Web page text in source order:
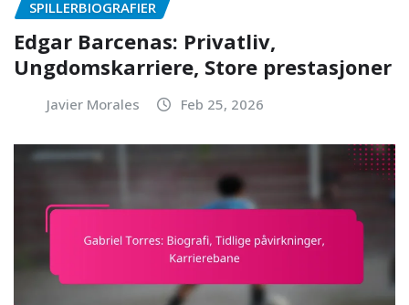
SPILLERBIOGRAFIER
Edgar Barcenas: Privatliv,
Ungdomskarriere, Store prestasjoner
Javier Morales Feb 25, 2026